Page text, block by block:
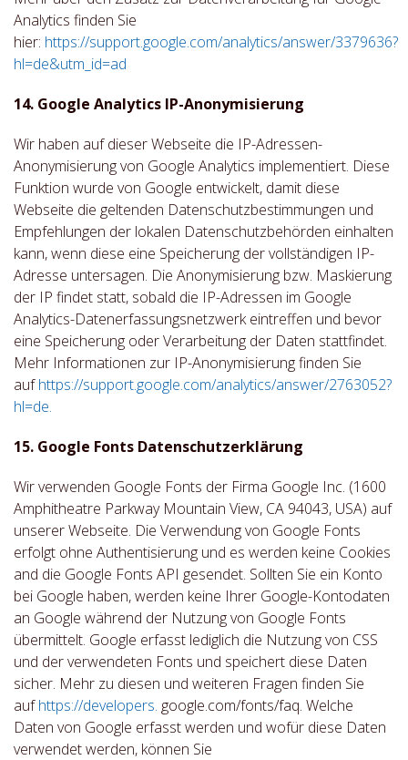
Analytics finden Sie
hier: https://support.google.com/analytics/answer/3379636?
hl=de&utm_id=ad
14. Google Analytics IP-Anonymisierung
Wir haben auf dieser Webseite die IP-Adressen-
Anonymisierung von Google Analytics implementiert. Diese
Funktion wurde von Google entwickelt, damit diese
Webseite die geltenden Datenschutzbestimmungen und
Empfehlungen der lokalen Datenschutzbehörden einhalten
kann, wenn diese eine Speicherung der vollständigen IP-
Adresse untersagen. Die Anonymisierung bzw. Maskierung
der IP findet statt, sobald die IP-Adressen im Google
Analytics-Datenerfassungsnetzwerk eintreffen und bevor
eine Speicherung oder Verarbeitung der Daten stattfindet.
Mehr Informationen zur IP-Anonymisierung finden Sie
aufhttps://support.google.com/analytics/answer/2763052?
hl=de.
15. Google Fonts Datenschutzerklärung
Wir verwenden Google Fonts der Firma Google Inc. (1600
Amphitheatre Parkway Mountain View, CA 94043, USA) auf
unserer Webseite. Die Verwendung von Google Fonts
erfolgt ohne Authentisierung und es werden keine Cookies
and die Google Fonts API gesendet. Sollten Sie ein Konto
bei Google haben, werden keine Ihrer Google-Kontodaten
an Google während der Nutzung von Google Fonts
übermittelt. Google erfasst lediglich die Nutzung von CSS
und der verwendeten Fonts und speichert diese Daten
sicher. Mehr zu diesen und weiteren Fragen finden Sie
aufhttps://developers. google.com/fonts/faq. Welche
Daten von Google erfasst werden und wofür diese Daten
verwendet werden, können Sie